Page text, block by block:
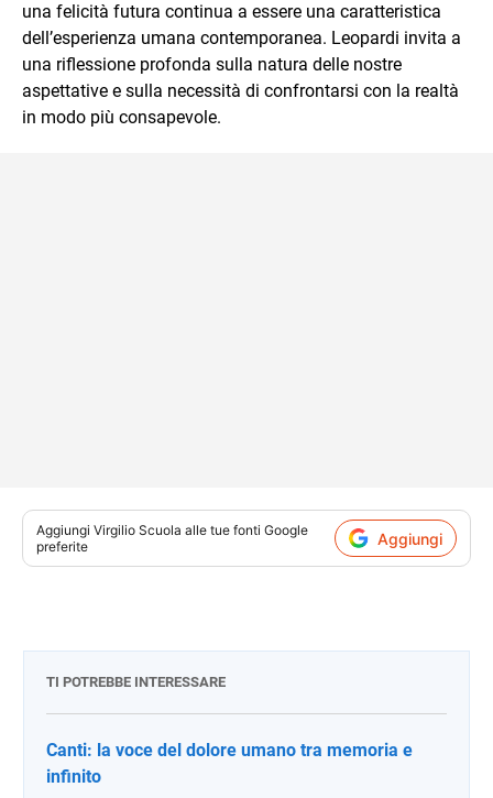
una felicità futura continua a essere una caratteristica
dell’esperienza umana contemporanea. Leopardi invita a
una riflessione profonda sulla natura delle nostre
aspettative e sulla necessità di confrontarsi con la realtà
in modo più consapevole.
Aggiungi Virgilio Scuola alle tue fonti Google
preferite
Aggiungi
TI POTREBBE INTERESSARE
Canti: la voce del dolore umano tra memoria e
infinito